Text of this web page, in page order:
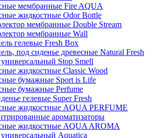
мембранные Fire AQUA
жидкостные Odor Bottle
мембранные Double Stream
мембранные Wall
гелевые Fresh Box
под сиденье древесные Natural Fresh
Stop Smell
жидкостные Classic Wood
бумажные Sport is Life
бумажные Perfume
гелевые Super Fresh
жидкостные AQUA PERFUME
ароматизаторы
жидкостные AQUA AROMA
Aquatica